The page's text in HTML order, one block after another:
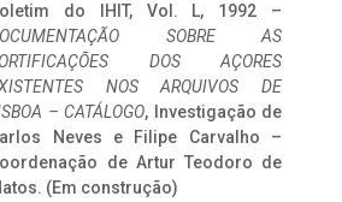
do IHIT, Vol. L, 1992 –
SOBRE AS
DOS AÇORES
NOS ARQUIVOS DE
– CATÁLOGO, Investigação de
Neves e Filipe Carvalho –
de Artur Teodoro de
(Em construção)